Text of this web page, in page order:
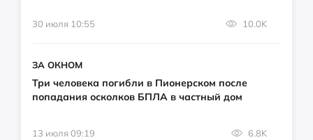
30 июля 10:55 10.0K
ЗА ОКНОМ
Три человека погибли в Пионерском после
попадания осколков БПЛА в частный дом
13 июля 09:19 6.8K